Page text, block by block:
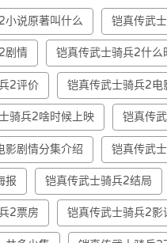
小说原著叫什么 铠真传武
剧情 铠真传武士骑兵2什么
2评价 铠真传武士骑兵2电
骑兵2啥时候上映 铠真传
影剧情分集介绍 铠真传武
报 铠真传武士骑兵2结局
2票房 铠真传武士骑兵2影